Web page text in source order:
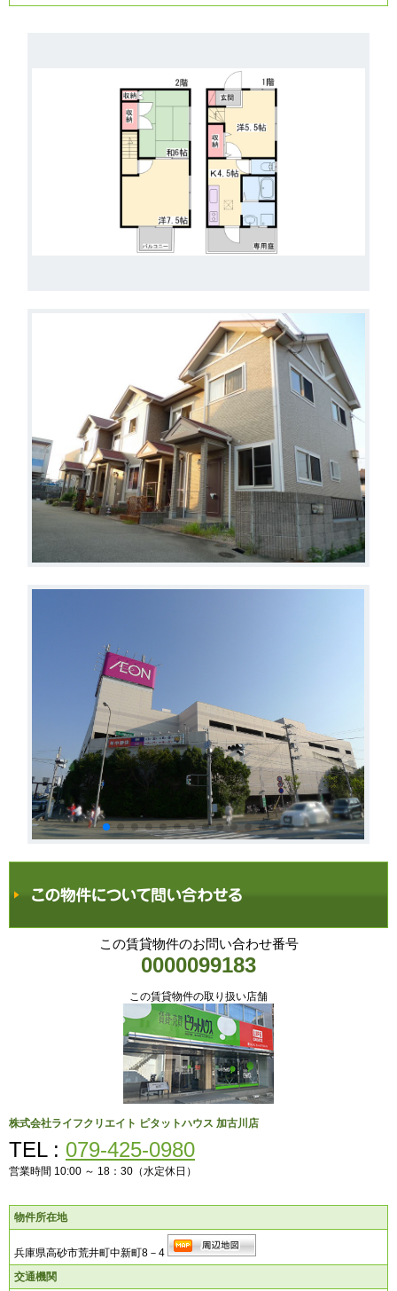
この賃貸物件のお問い合わせ番号
0000099183
この賃貸物件の取り扱い店舗
株式会社ライフクリエイト ピタットハウス 加古川店
TEL : 079-425-0980
営業時間 10:00 ～ 18：30（水定休日）
物件所在地
兵庫県高砂市荒井町中新町8－4
交通機関